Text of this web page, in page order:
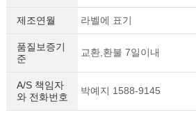
제조연월 라벨에 표기
품질보증기
준
교환,환불 7일이내
A/S 책임자
와 전화번호
박예지 1588-9145